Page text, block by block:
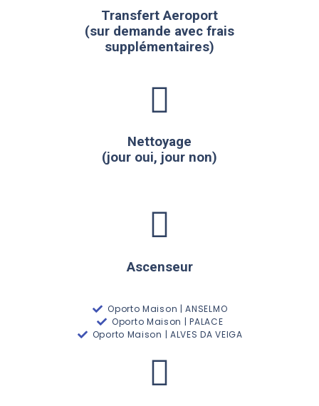
Transfert Aeroport
(sur demande avec frais
supplémentaires)
Nettoyage
(jour oui, jour non)
Ascenseur
Oporto Maison | ANSELMO
Oporto Maison | PALACE
Oporto Maison | ALVES DA VEIGA